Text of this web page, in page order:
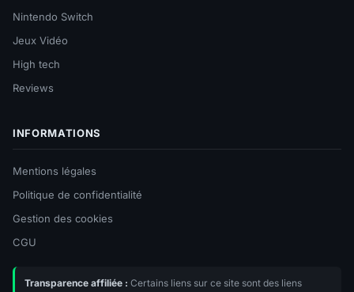
Nintendo Switch
Jeux Vidéo
High tech
Reviews
INFORMATIONS
Mentions légales
Politique de confidentialité
Gestion des cookies
CGU
Transparence affiliée : Certains liens sur ce site sont des liens